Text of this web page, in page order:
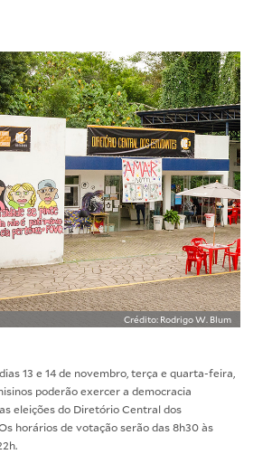
Crédito: Rodrigo W. Blum
13 e 14 de novembro, terça e quarta-feira,
poderão exercer a democracia
eleições do Diretório Central dos
horários de votação serão das 8h30 às